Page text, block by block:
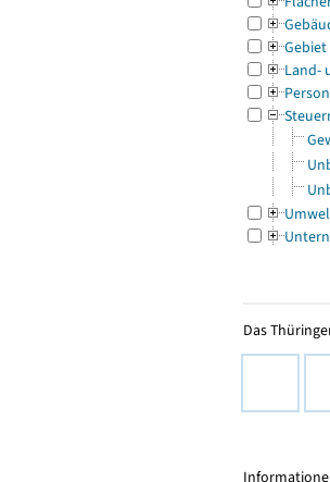
Gebiet
Land-
Das